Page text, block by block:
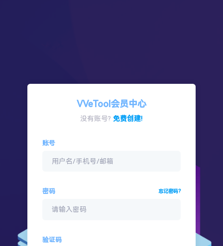
VVeTool会员中心
没有账号?免费创建!
账号
密码 忘记密码?
验证码